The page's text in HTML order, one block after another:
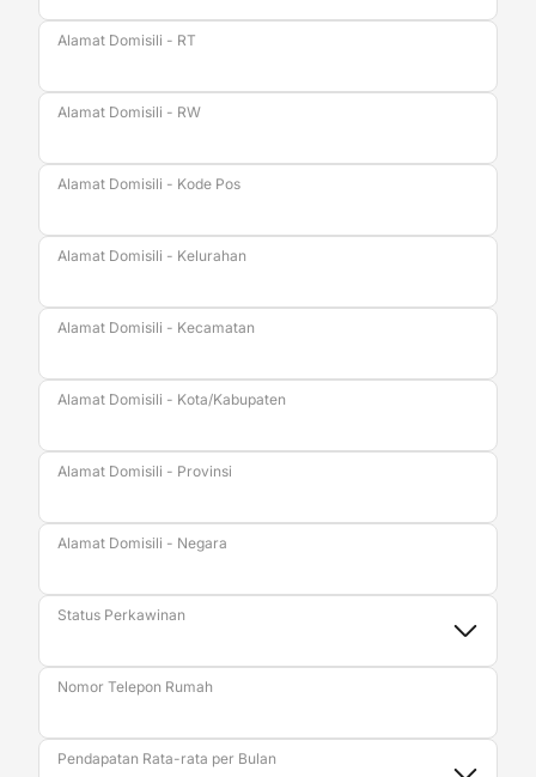
Alamat Domisili - RT
Alamat Domisili - RW
Alamat Domisili - Kode Pos
Alamat Domisili - Kelurahan
Alamat Domisili - Kecamatan
Alamat Domisili - Kota/Kabupaten
Alamat Domisili - Provinsi
Alamat Domisili - Negara
Status Perkawinan
Nomor Telepon Rumah
Pendapatan Rata-rata per Bulan